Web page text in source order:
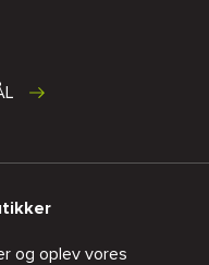
og oplev vores